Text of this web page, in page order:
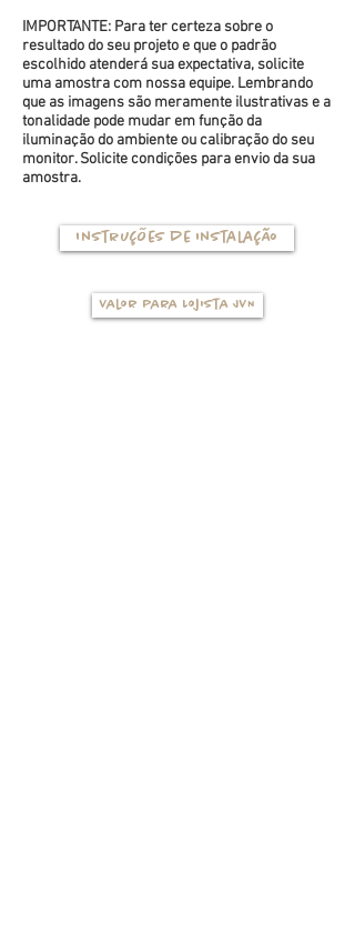
IMPORTANTE: Para ter certeza sobre o
resultado do seu projeto e que o padrão
escolhido atenderá sua expectativa, solicite
uma amostra com nossa equipe. Lembrando
que as imagens são meramente ilustrativas e a
tonalidade pode mudar em função da
iluminação do ambiente ou calibração do seu
monitor. Solicite condições para envio da sua
amostra.
Instruções de instalação
Valor para Lojista JVN